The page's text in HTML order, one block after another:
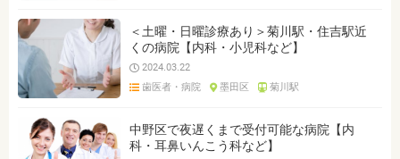
＜土曜・日曜診療あり＞菊川駅・住吉駅近
くの病院【内科・小児科など】
2024.03.22
歯医者・病院
墨田区 菊川駅
中野区で夜遅くまで受付可能な病院【内
科・耳鼻いんこう科など】